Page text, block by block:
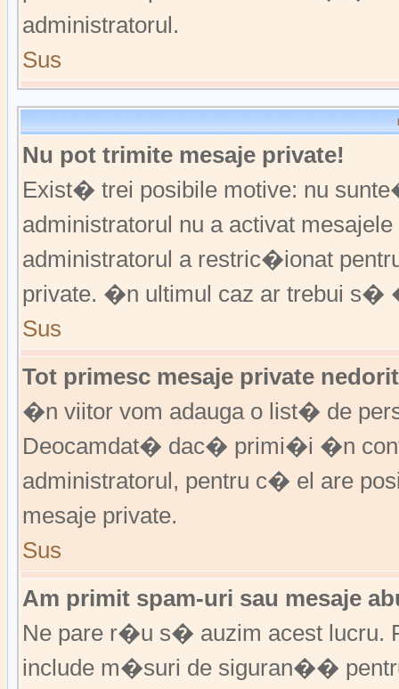
administratorul.
Sus
Nu pot trimite mesaje private!
Exist� trei posibile motive: nu
administratorul nu a activat
administratorul a restric�ionat
private. �n ultimul caz ar trebui s�
Sus
Tot primesc mesaje private
�n viitor vom adauga o list� de
Deocamdat� dac� primi�i �n
administratorul, pentru c� el are
mesaje private.
Sus
Am primit spam-uri sau mesaje
Ne pare r�u s� auzim acest lucru.
include m�suri de siguran��